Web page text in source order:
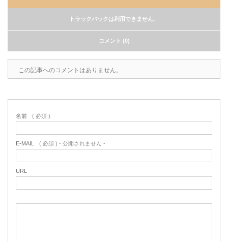
トラックバックは利用できません。
コメント (0)
この記事へのコメントはありません。
名前 ( 必須 )
E-MAIL ( 必須 ) - 公開されません -
URL